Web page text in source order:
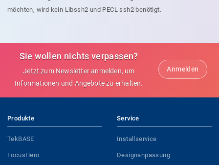
möchten, wird kein Libssh2 und PECL ssh2 benötigt.
Sie wollen nichts verpassen?
Jetzt zum Newsletter anmelden, um
Informationen und Angebote zu erhalten.
Anmelden
Produkte
TekBASE
FocusHero
Service
Installservice
Designanpassung